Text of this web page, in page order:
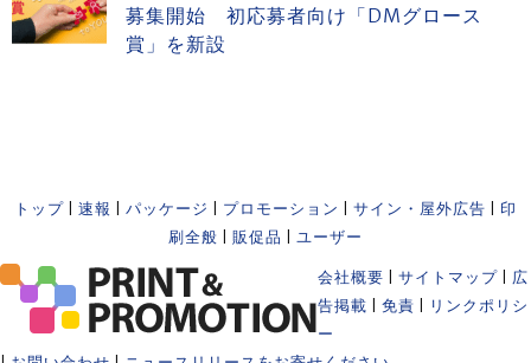
募集開始 初応募者向け「DMグロース
賞」を新設
トップ 速報 パッケージ プロモーション サイン・屋外広告
印
刷全般
販促品 ユーザー
会社概要 サイトマップ
広
告掲載
免責
リンクポリシ
ー